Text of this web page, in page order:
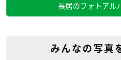
長居のフォトアル
みんなの写真